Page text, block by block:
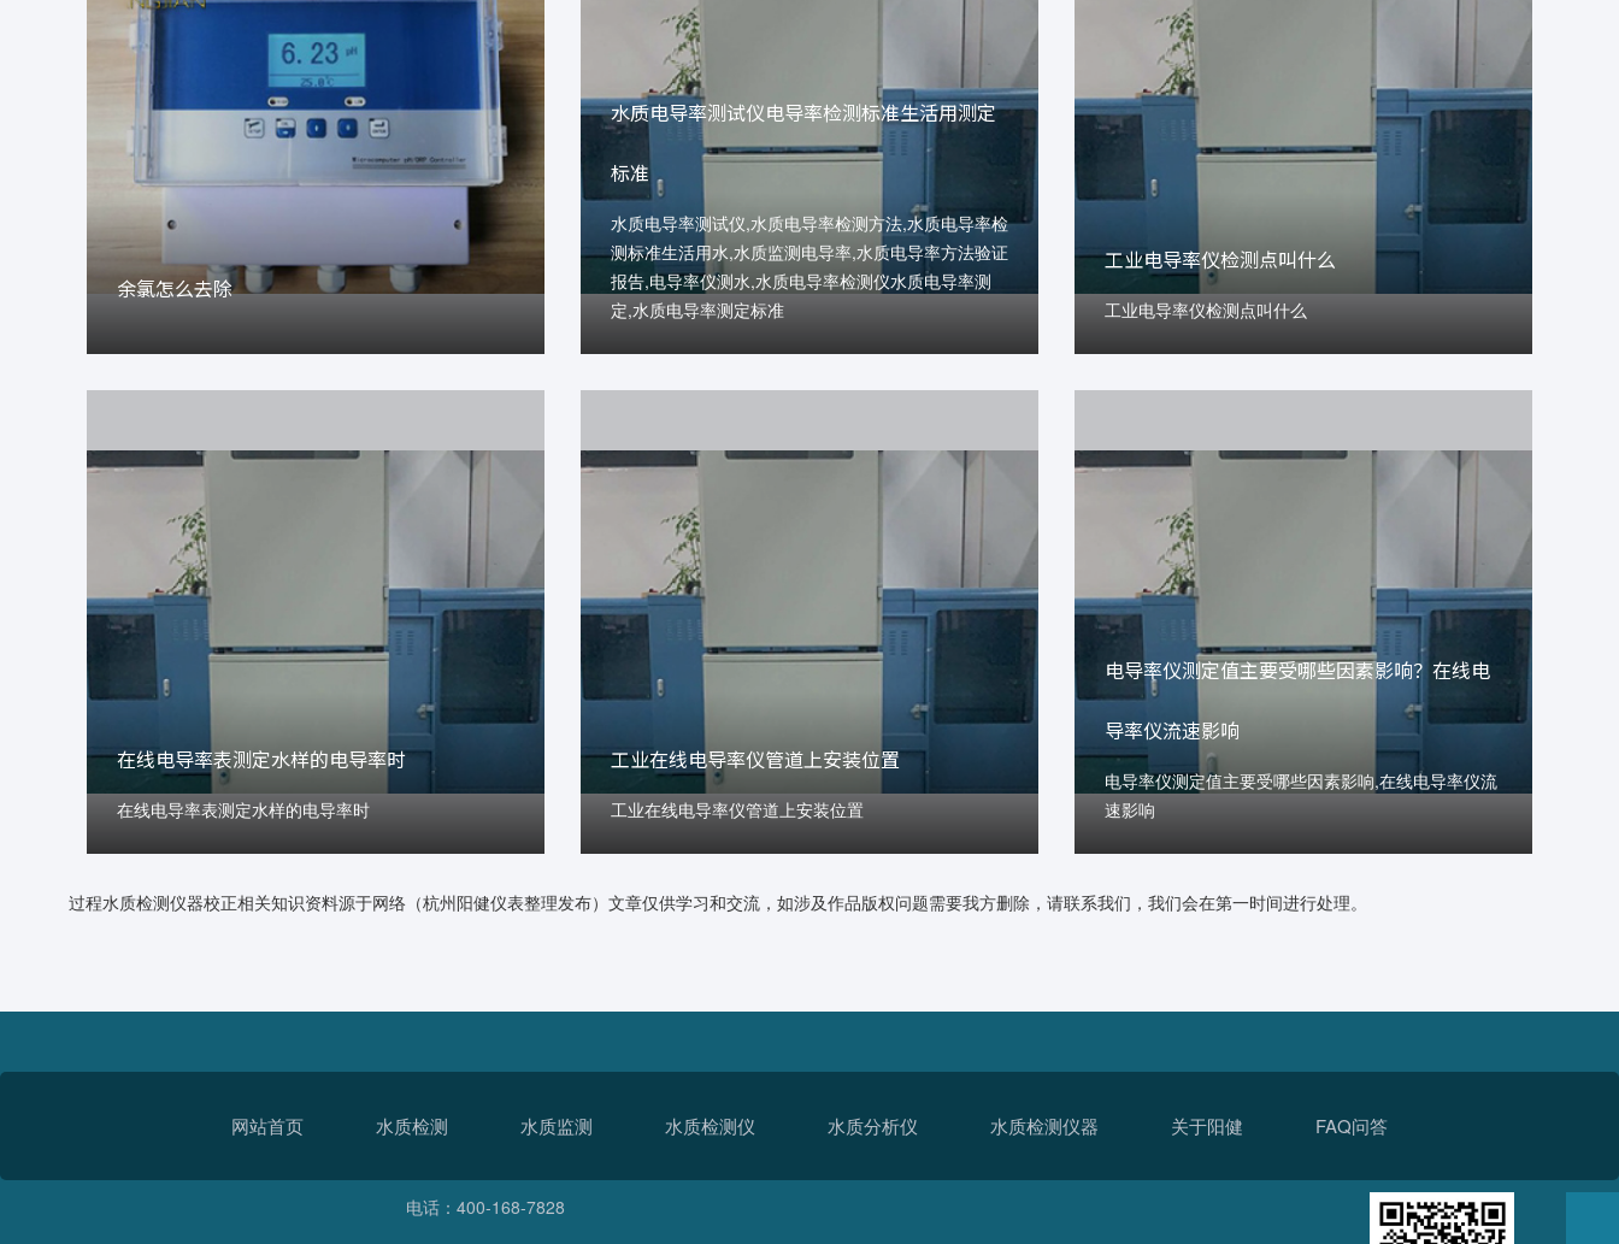
余氯怎么去除
水质电导率测试仪电导率检测标准生活用测定
标准
水质电导率测试仪,水质电导率检测方法,水质电导率检
测标准生活用水,水质监测电导率,水质电导率方法验证
报告,电导率仪测水,水质电导率检测仪水质电导率测
定,水质电导率测定标准
工业电导率仪检测点叫什么
工业电导率仪检测点叫什么
在线电导率表测定水样的电导率时
在线电导率表测定水样的电导率时
工业在线电导率仪管道上安装位置
工业在线电导率仪管道上安装位置
电导率仪测定值主要受哪些因素影响？在线电
导率仪流速影响
电导率仪测定值主要受哪些因素影响,在线电导率仪流
速影响
过程水质检测仪器校正相关知识资料源于网络（杭州阳健仪表整理发布）文章仅供学习和交流，如涉及作品版权问题需要我方删除，请联系我们，我们会在第一时间进行处理。
网站首页 水质检测 水质监测 水质检测仪 水质分析仪 水质检测仪器 关于阳健 FAQ问答
电话：400-168-7828